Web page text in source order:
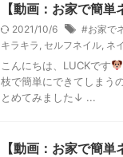
【動画：お家で簡
2021/10/6 #お家で
キラキラ , セルフネイル, ネ
こんにちは、LUCKです
枝で簡単にできてしまう
とめてみました↓ ...
【動画：お家で簡